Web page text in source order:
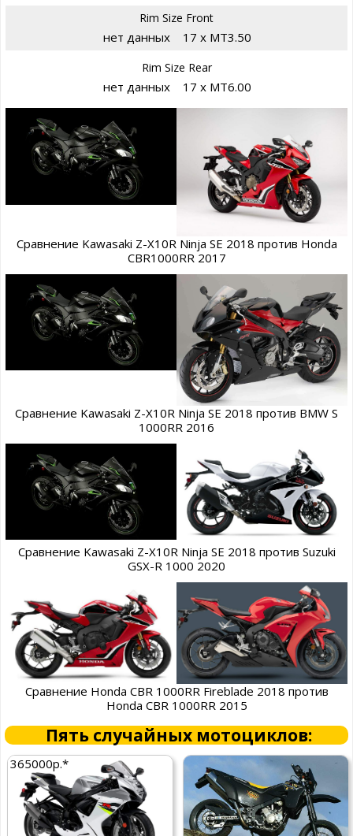
Rim Size Front
нет данных 17 x MT3.50
Rim Size Rear
нет данных 17 x MT6.00
Сравнение Kawasaki Z-X10R Ninja SE 2018 против Honda
CBR1000RR 2017
Сравнение Kawasaki Z-X10R Ninja SE 2018 против BMW S
1000RR 2016
Сравнение Kawasaki Z-X10R Ninja SE 2018 против Suzuki
GSX-R 1000 2020
Сравнение Honda CBR 1000RR Fireblade 2018 против
Honda CBR 1000RR 2015
Пять случайных мотоциклов:
365000р.*